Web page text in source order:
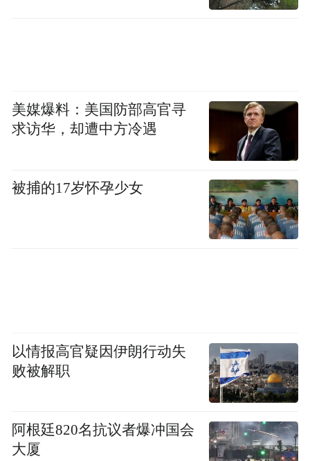
美媒爆料：美国防部高官寻
求访华，却遭中方冷遇
被捕的17岁怀孕少女
以情报高官疑因伊朗行动失
败被解职
阿根廷820名抗议者爆冲国会
大厦